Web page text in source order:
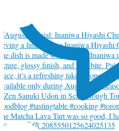
で返信 2085550125624025135
Matcha Lava Tart was so good, I